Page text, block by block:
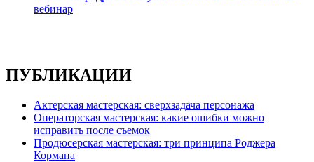
вебинар
ПУБЛИКАЦИИ
Актерская мастерская: сверхзадача персонажа
Операторская мастерская: какие ошибки можно
исправить после съемок
Продюсерская мастерская: три принципа Роджера
Кормана